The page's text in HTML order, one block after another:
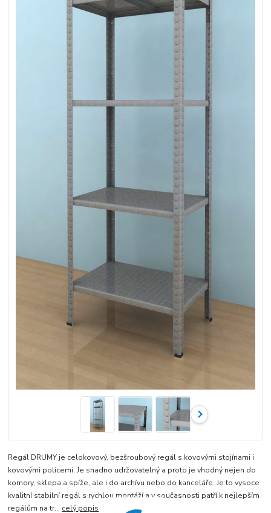
Regál DRUMY je celokovový, bezšroubový regál s kovovými stojínami i
kovovými policemi. Je snadno udržovatelný a proto je vhodný nejen do
komory, sklepa a spíže, ale i do archívu nebo do kanceláře. Je to vysoce
kvalitní stabilní regál s rychlou montáží a v současnosti patří k nejlepším
regálům na tr... celý popis